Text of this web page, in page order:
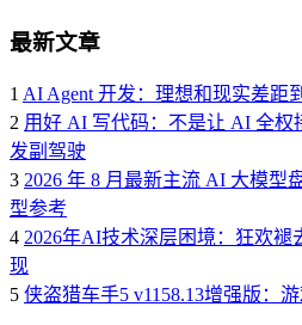
最新文章
1 AI Agent 开发：理想和现实差距
2 用好 AI 写代码：不是让 AI 全权
发副驾驶
3 2026 年 8 月最新主流 AI 大模型
型参考
4 2026年AI技术深层困境：狂欢褪
现
5 侠盗猎车手5 v1158.13增强版：